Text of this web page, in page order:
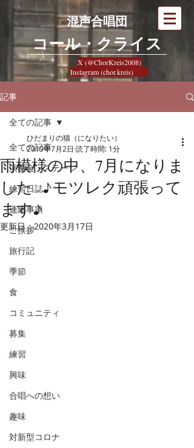
混声合唱団
​コール・クライス
X (@ChorKreis2008)
Instagram (chor.kreis)
記事
全ての記事
演奏会・ステージ
練習日誌
連絡事項
ご挨拶
旅行記
季節
食
コミュニティ
募集
練習
興味
合唱への想い
趣味
対新型コロナ
全ての記事
雨模様の中、7月になりま
した ♪モツレク頑張って
ます♪
ひだまりの猫（になりたい）
2019年7月2日 読了時間: 1分
更新日：2020年3月17日